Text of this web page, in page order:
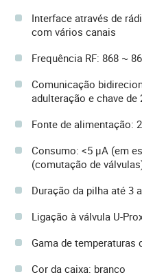
Interface através de
com vários canais
Frequência RF: 868 ~
Comunicação
adulteração e chave de
Fonte de alimentação:
Consumo: <5 µA (em
(comutação de
Duração da pilha até 3
Ligação à válvula U-
Gama de temperaturas
Cor da caixa: branco